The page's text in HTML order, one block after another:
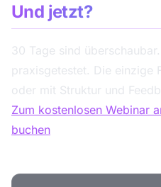
Und jetzt?
30 Tage sind
praxisgetestet. Die einzige
oder mit Struktur und
Zum kostenlosen Webinar
buchen